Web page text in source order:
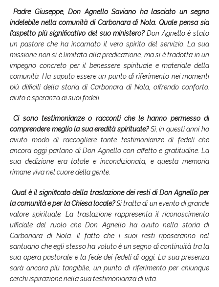
Padre Giuseppe, Don Agnello Saviano ha lasciato un segno
indelebile nella comunità di Carbonara di Nola. Quale pensa sia
l’aspetto più significativo del suo ministero?Don Agnello è stato
un pastore che ha incarnato il vero spirito del servizio. La sua
missione non si è limitata alla predicazione, ma si è tradotta in un
impegno concreto per il benessere spirituale e materiale della
comunità. Ha saputo essere un punto di riferimento nei momenti
più difficili della storia di Carbonara di Nola, offrendo conforto,
aiuto e speranza ai suoi fedeli.
Ci sono testimonianze o racconti che le hanno permesso di
comprendere meglio la sua eredità spirituale?Sì, in questi anni ho
avuto modo di raccogliere tante testimonianze di fedeli che
ancora oggi parlano di Don Agnello con affetto e gratitudine. La
sua dedizione era totale e incondizionata, e questa memoria
rimane viva nel cuore della gente.
Qual è il significato della traslazione dei resti di Don Agnello per
la comunità e per la Chiesa locale?Si tratta di un evento di grande
valore spirituale. La traslazione rappresenta il riconoscimento
ufficiale del ruolo che Don Agnello ha avuto nella storia di
Carbonara di Nola. Il fatto che i suoi resti riposeranno nel
santuario che egli stesso ha voluto è un segno di continuità tra la
sua opera pastorale e la fede dei fedeli di oggi. La sua presenza
sarà ancora più tangibile, un punto di riferimento per chiunque
cerchi ispirazione nella sua testimonianza di vita.